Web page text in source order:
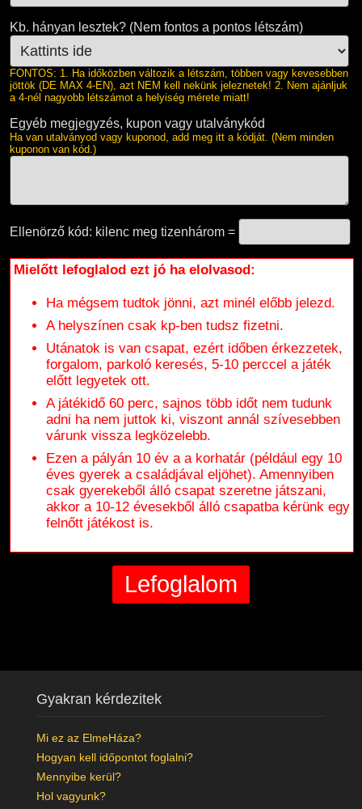
Kb. hányan lesztek? (Nem fontos a pontos létszám)
FONTOS: 1. Ha időközben változik a létszám, többen vagy kevesebben
jöttök (DE MAX 4-EN), azt NEM kell nekünk jeleznetek! 2. Nem ajánljuk
a 4-nél nagyobb létszámot a helyiség mérete miatt!
Egyéb megjegyzés, kupon vagy utalványkód
Ha van utalványod vagy kuponod, add meg itt a kódját. (Nem minden
kuponon van kód.)
Ellenörző kód: kilenc meg tizenhárom =
Mielőtt lefoglalod ezt jó ha elolvasod:
Ha mégsem tudtok jönni, azt minél előbb jelezd.
A helyszínen csak kp-ben tudsz fizetni.
Utánatok is van csapat, ezért időben érkezzetek,
forgalom, parkoló keresés, 5-10 perccel a játék
előtt legyetek ott.
A játékidő 60 perc, sajnos több időt nem tudunk
adni ha nem juttok ki, viszont annál szívesebben
várunk vissza legközelebb.
Ezen a pályán 10 év a a korhatár (például egy 10
éves gyerek a családjával eljöhet). Amennyiben
csak gyerekeből álló csapat szeretne játszani,
akkor a 10-12 évesekből álló csapatba kérünk egy
felnőtt játékost is.
Gyakran kérdezitek
Mi ez az ElmeHáza?
Hogyan kell időpontot foglalni?
Mennyibe kerül?
Hol vagyunk?